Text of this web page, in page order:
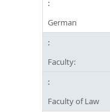
German
Faculty:
Faculty of Law